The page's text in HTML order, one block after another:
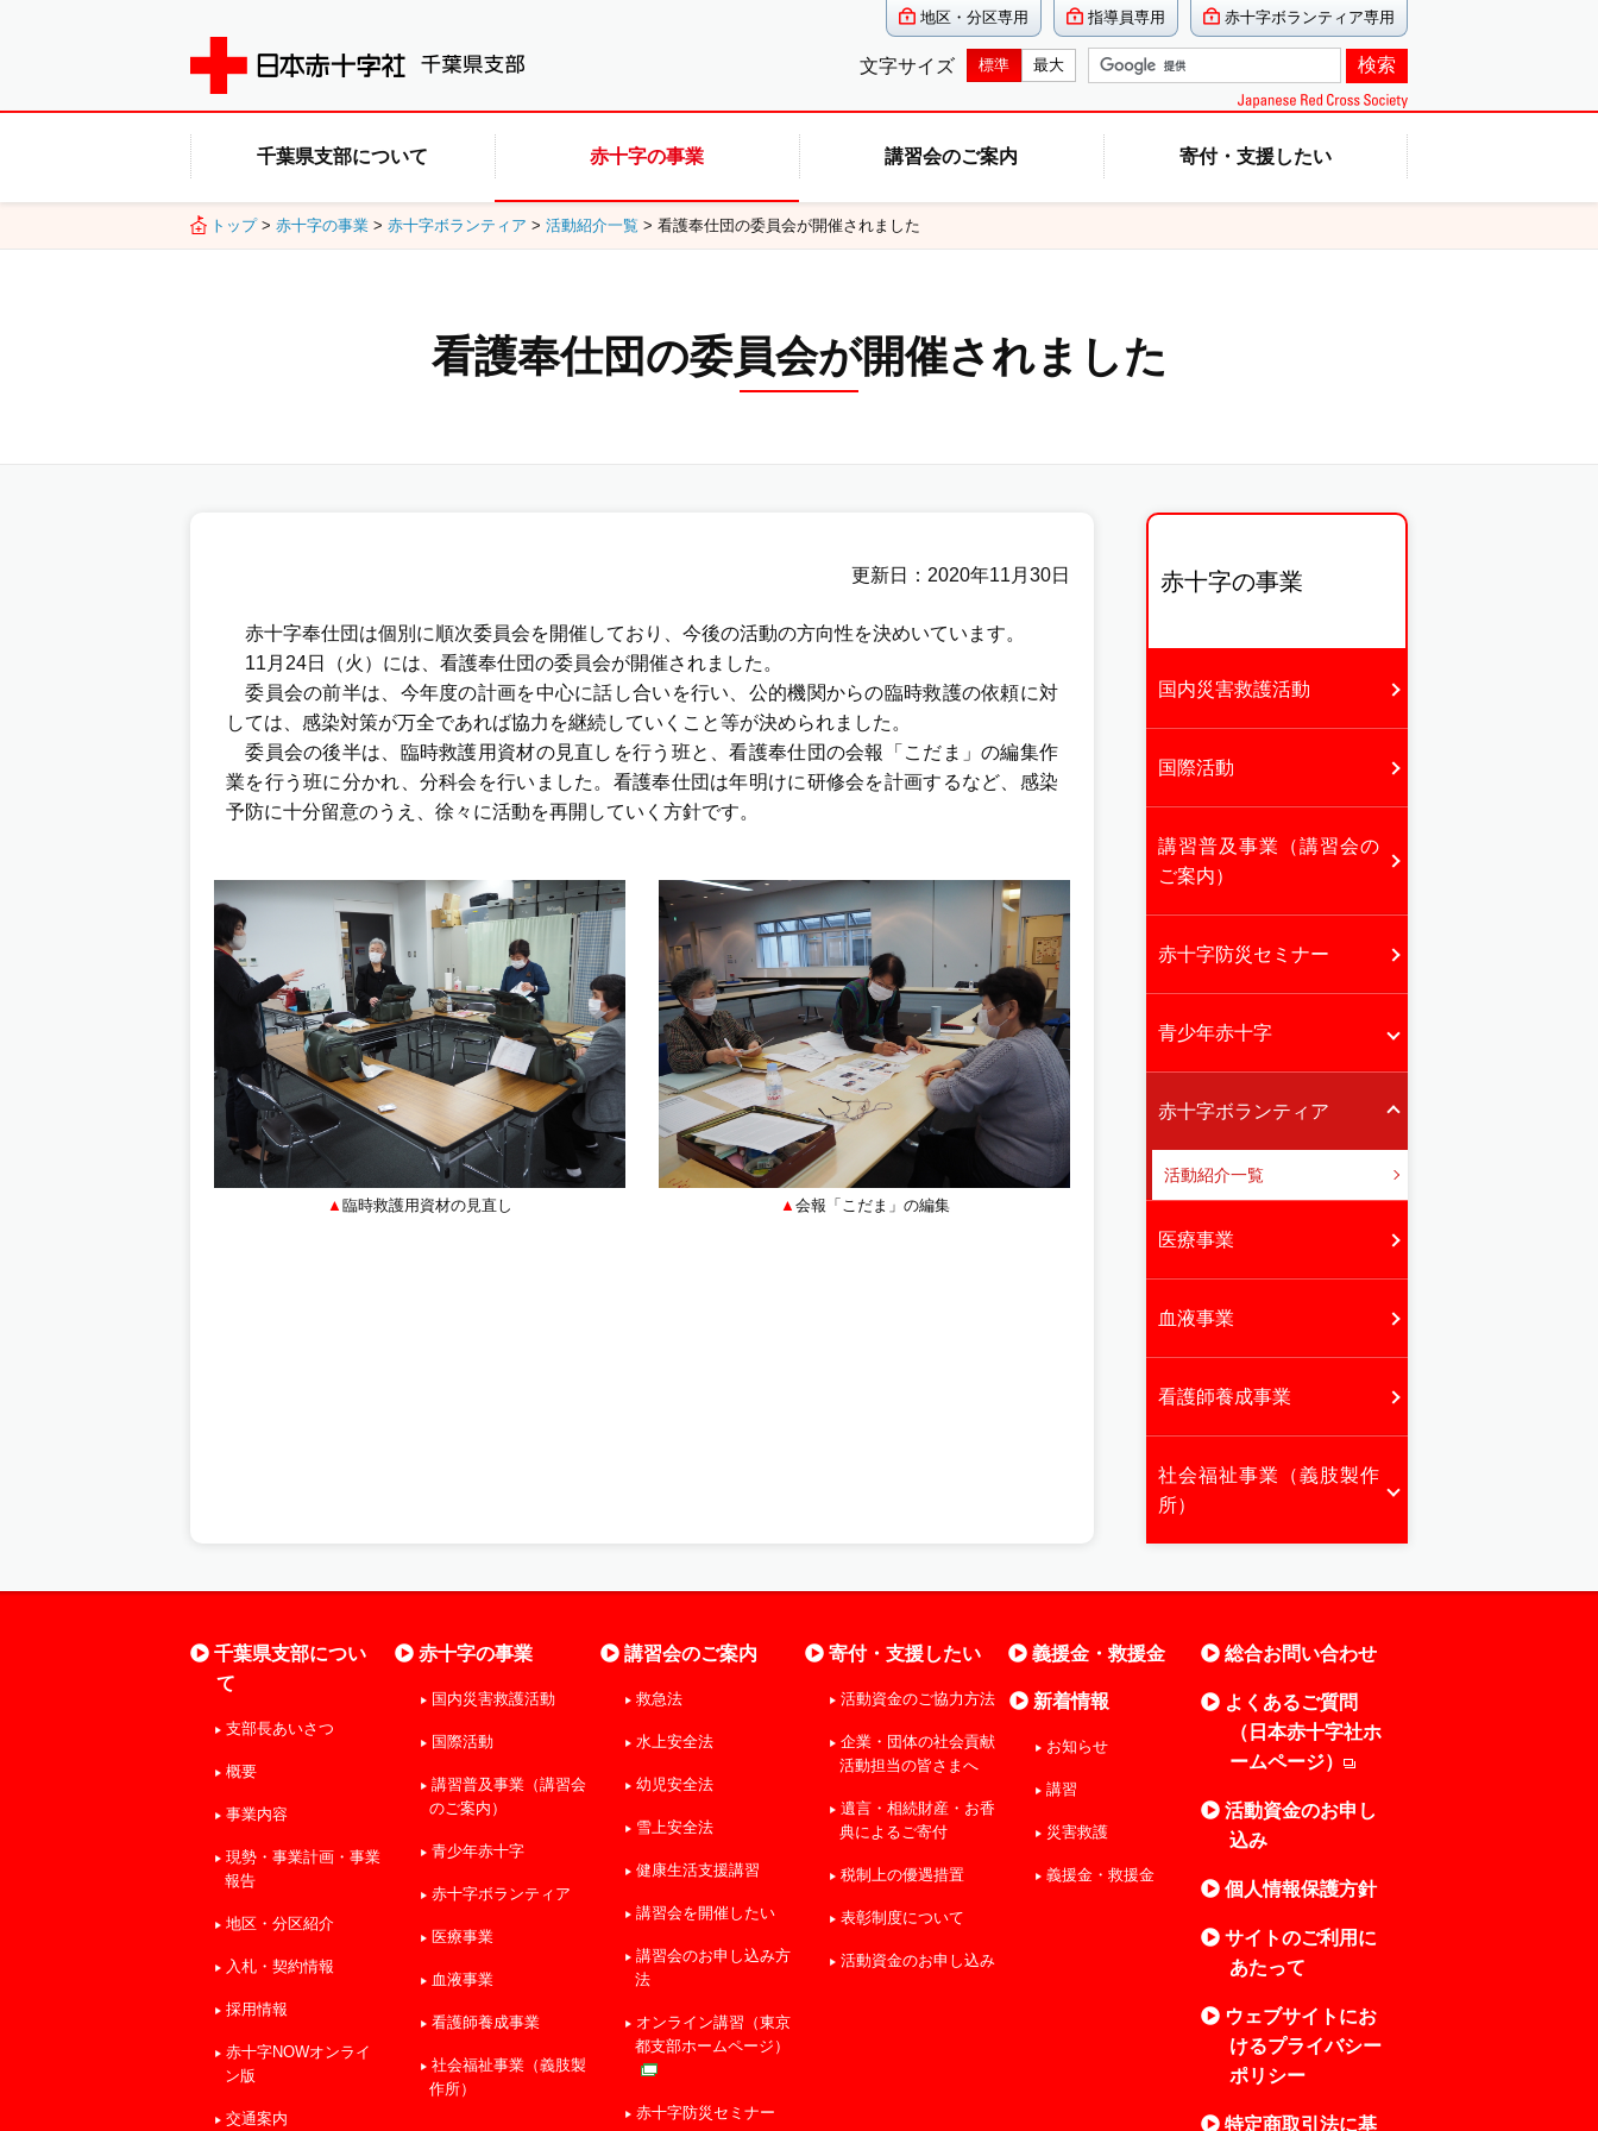
地区・分区専用 指導員専用 赤十字ボランティア専用
文字サイズ 標準 最大
千葉県支部について 赤十字の事業 講習会のご案内 寄付・支援したい
トップ> 赤十字の事業 > 赤十字ボランティア > 活動紹介一覧 > 看護奉仕団の委員会が開催されました
看護奉仕団の委員会が開催されました
更新日 2020年11月30日
赤十字奉仕団は個別に順次委員会を開催しており、今後の活動の方向性を決めいています。
11月24日（火）には、看護奉仕団の委員会が開催されました。
委員会の前半は、今年度の計画を中心に話し合いを行い、公的機関からの臨時救護の依頼に対
しては、感染対策が万全であれば協力を継続していくこと等が決められました。
委員会の後半は、臨時救護用資材の見直しを行う班と、看護奉仕団の会報「こだま」の編集作
業を行う班に分かれ、分科会を行いました。看護奉仕団は年明けに研修会を計画するなど、感染
予防に十分留意のうえ、徐々に活動を再開していく方針です。
臨時救護用資材の見直し 会報「こだま」の編集
赤十字の事業
国内災害救護活動
国際活動
講習普及事業（講習会の
ご案内）
赤十字防災セミナー
青少年赤十字
赤十字ボランティア
活動紹介一覧
医療事業
血液事業
看護師養成事業
社会福祉事業（義肢製作
所）
千葉県支部につい
て
支部長あいさつ
概要
事業内容
現勢・事業計画・事業
報告
地区・分区紹介
入札・契約情報
採用情報
赤十字NOWオンライ
ン版
交通案内
赤十字の事業
国内災害救護活動
国際活動
講習普及事業（講習会
のご案内）
青少年赤十字
赤十字ボランティア
医療事業
血液事業
看護師養成事業
社会福祉事業（義肢製
作所）
講習会のご案内
救急法
水上安全法
幼児安全法
雪上安全法
健康生活支援講習
講習会を開催したい
講習会のお申し込み方
法
オンライン講習（東京
都支部ホームページ）
赤十字防災セミナー
寄付・支援したい
活動資金のご協力方法
企業・団体の社会貢献
活動担当の皆さまへ
遺言・相続財産・お香
典によるご寄付
税制上の優遇措置
表彰制度について
活動資金のお申し込み
義援金・救援金
新着情報
お知らせ
講習
災害救護
義援金・救援金
総合お問い合わせ
よくあるご質問
（日本赤十字社ホ
ームページ）
活動資金のお申し
込み
個人情報保護方針
サイトのご利用に
あたって
ウェブサイトにお
けるプライバシー
ポリシー
特定商取引法に基